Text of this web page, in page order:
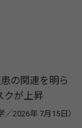
の関連を明ら
が上昇
／2026年 7月15日）